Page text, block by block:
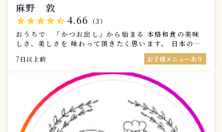
麻野 敦
star star star star star_half 4.66
（3）
おうちで 「かつお出し」から始まる 本格和食の美味
しさ、美しさを 味わって頂きたく思います。 日本のお
料理ってこんなに美味しいし ヘルシーで繊細なんだな
ぁと感じて 頂けたら幸いです。 出張料理でお客様の所
へお伺いするうちに 美味しくて、健康にも良いお料理
を との思いで「腸活」を学び ⭐腸活セラピストも取得
しました。 神奈川県横浜市在住です。
7日以上前 お子様メニューあり